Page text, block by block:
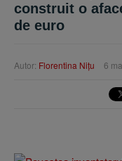
construit o
de euro
Autor: Florentina Niţu 6